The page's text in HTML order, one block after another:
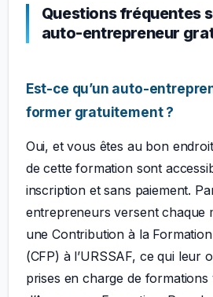
Questions fréquentes
auto-entrepreneur
Est-ce qu’un auto-
former gratuitement ?
Oui, et vous êtes au bon
de cette formation sont
inscription et sans paiement.
entrepreneurs versent chaque
une Contribution à la
(CFP) à l’URSSAF, ce qui leur
prises en charge de formations